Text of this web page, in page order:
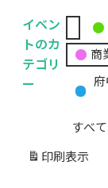
イベン
トのカ
テゴリ
ー
無
題
カ
ゴ
リ
商
府
すべて
印刷 表示